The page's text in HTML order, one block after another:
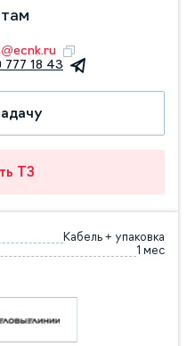
777 18 43
ТЗ
Кабель + упаковка
1 мес